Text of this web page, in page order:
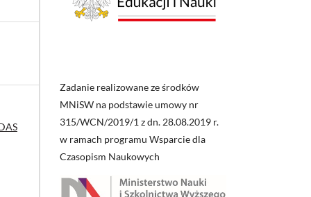
Zadanie realizowane ze środków
MNiSW na podstawie umowy nr
315/WCN/2019/1 z dn. 28.08.2019 r.
w ramach programu Wsparcie dla
Czasopism Naukowych